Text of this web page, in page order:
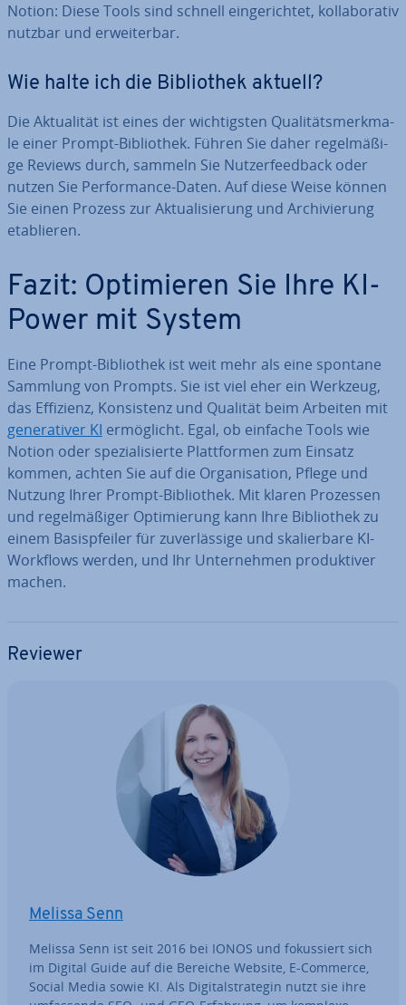
Notion: Diese Tools sind schnell ein­ge­rich­tet, kol­la­bo­ra­tiv
nutzbar und er­wei­ter­bar.
Wie halte ich die Bi­blio­thek aktuell?
Die Ak­tua­li­tät ist eines der wich­tigs­ten Qua­li­täts­merk­ma­
le einer Prompt-Bi­blio­thek. Führen Sie daher re­gel­mä­ßi­
ge Reviews durch, sammeln Sie Nut­zer­feed­back oder
nutzen Sie Per­for­mance-Daten. Auf diese Weise können
Sie einen Prozess zur Ak­tua­li­sie­rung und Ar­chi­vie­rung
eta­blie­ren.
Fazit: Op­ti­mie­ren Sie Ihre KI-
Power mit System
Eine Prompt-Bi­blio­thek ist weit mehr als eine spontane
Sammlung von Prompts. Sie ist viel eher ein Werkzeug,
das Effizienz, Kon­sis­tenz und Qualität beim Arbeiten mit
ge­ne­ra­ti­ver KI er­mög­licht. Egal, ob einfache Tools wie
Notion oder spe­zia­li­sier­te Platt­for­men zum Einsatz
kommen, achten Sie auf die Or­ga­ni­sa­ti­on, Pflege und
Nutzung Ihrer Prompt-Bi­blio­thek. Mit klaren Prozessen
und re­gel­mä­ßi­ger Op­ti­mie­rung kann Ihre Bi­blio­thek zu
einem Ba­sis­pfei­ler für zu­ver­läs­si­ge und ska­lier­ba­re KI-
Workflows werden, und Ihr Un­ter­neh­men pro­duk­ti­ver
machen.
Reviewer
Melissa Senn
Melissa Senn ist seit 2016 bei IONOS und fo­kus­siert sich
im Digital Guide auf die Bereiche Website, E-Commerce,
Social Media sowie KI. Als Di­gi­tal­stra­te­gin nutzt sie ihre